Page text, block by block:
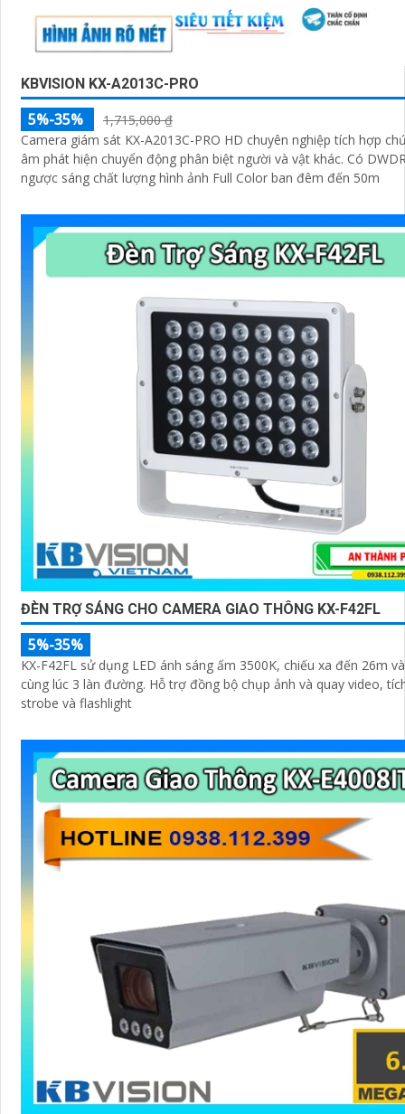
KBVISION KX-A2013C-PRO
5%-35%
1,715,000 ₫
Camera giám sát KX-A2013C-PRO HD chuyên nghiệp tích hợp
âm phát hiện chuyển động phân biệt người và vật khác. Có DWDR chống
ngược sáng chất lượng hình ảnh Full Color ban đêm đến 50m
ĐÈN TRỢ SÁNG CHO CAMERA GIAO THÔNG KX-F42FL
5%-35%
KX-F42FL sử dụng LED ánh sáng ấm 3500K, chiếu xa đến 26m
cùng lúc 3 làn đường. Hỗ trợ đồng bộ chụp ảnh và quay video, tích hợp chế độ
strobe và flashlight